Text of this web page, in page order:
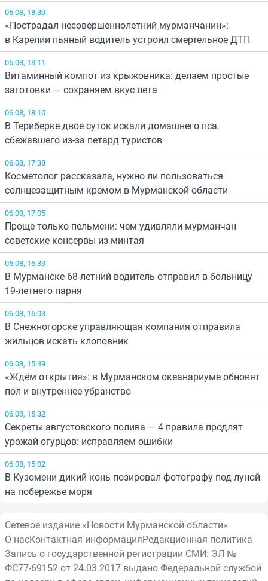
06.08, 18:39
«Пострадал несовершеннолетний мурманчанин»:
в Карелии пьяный водитель устроил смертельное ДТП
06.08, 18:11
Витаминный компот из крыжовника: делаем простые
заготовки — сохраняем вкус лета
06.08, 18:10
В Териберке двое суток искали домашнего пса,
сбежавшего из-за петард туристов
06.08, 17:38
Косметолог рассказала, нужно ли пользоваться
солнцезащитным кремом в Мурманской области
06.08, 17:05
Проще только пельмени: чем удивляли мурманчан
советские консервы из минтая
06.08, 16:39
В Мурманске 68-летний водитель отправил в больницу
19-летнего парня
06.08, 16:03
В Снежногорске управляющая компания отправила
жильцов искать клоповник
06.08, 15:49
«Ждём открытия»: в Мурманском океанариуме обновят
пол и внутреннее убранство
06.08, 15:32
Секреты августовского полива — 4 правила продлят
урожай огурцов: исправляем ошибки
06.08, 15:02
В Кузомени дикий конь позировал фотографу под луной
на побережье моря
Сетевое издание «Новости Мурманской области»
О насКонтактная информацияРедакционная политика
Запись о государственной регистрации СМИ: ЭЛ №
ФС77-69152 от 24.03.2017 выдано Федеральной службой